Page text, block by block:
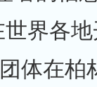
界各
体在柏